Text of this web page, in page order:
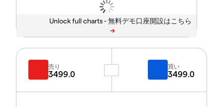
Unlock full charts -
売り
3499.0
買い
3499.0